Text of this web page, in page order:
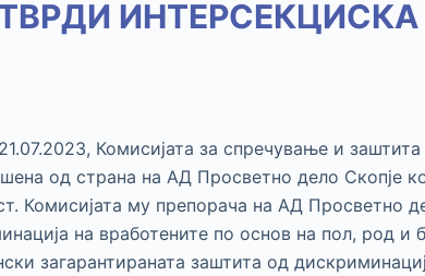
Комисијата за спречување и
од страна на АД Просветно дело Скопје
Комисијата му препорача на АД Просветно
на вработените по основ на пол, род
загарантираната заштита од